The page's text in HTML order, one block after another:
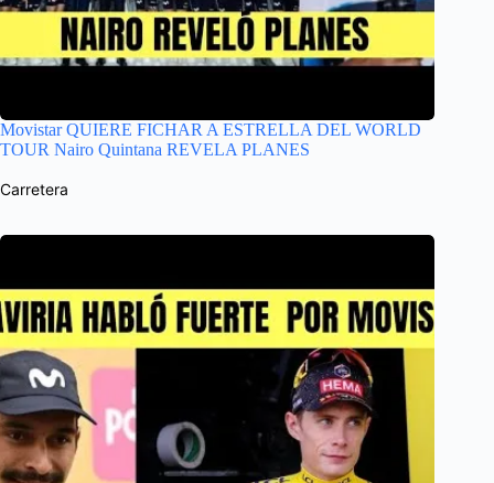
Movistar QUIERE FICHAR A ESTRELLA DEL WORLD
TOUR Nairo Quintana REVELA PLANES
Carretera